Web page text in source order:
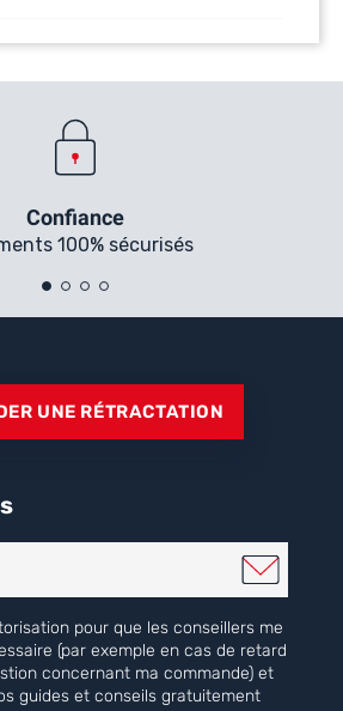
Confiance
100% sécurisés
UNE RÉTRACTATION
pour que les conseillers me
(par exemple en cas de retard
concernant ma commande) et
guides et conseils gratuitement